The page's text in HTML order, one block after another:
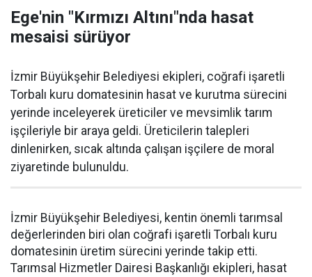
Ege'nin "Kırmızı Altını"nda hasat
mesaisi sürüyor
İzmir Büyükşehir Belediyesi ekipleri, coğrafi işaretli
Torbalı kuru domatesinin hasat ve kurutma sürecini
yerinde inceleyerek üreticiler ve mevsimlik tarım
işçileriyle bir araya geldi. Üreticilerin talepleri
dinlenirken, sıcak altında çalışan işçilere de moral
ziyaretinde bulunuldu.
İzmir Büyükşehir Belediyesi, kentin önemli tarımsal
değerlerinden biri olan coğrafi işaretli Torbalı kuru
domatesinin üretim sürecini yerinde takip etti.
Tarımsal Hizmetler Dairesi Başkanlığı ekipleri, hasat